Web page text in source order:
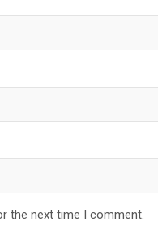
the next time I comment.